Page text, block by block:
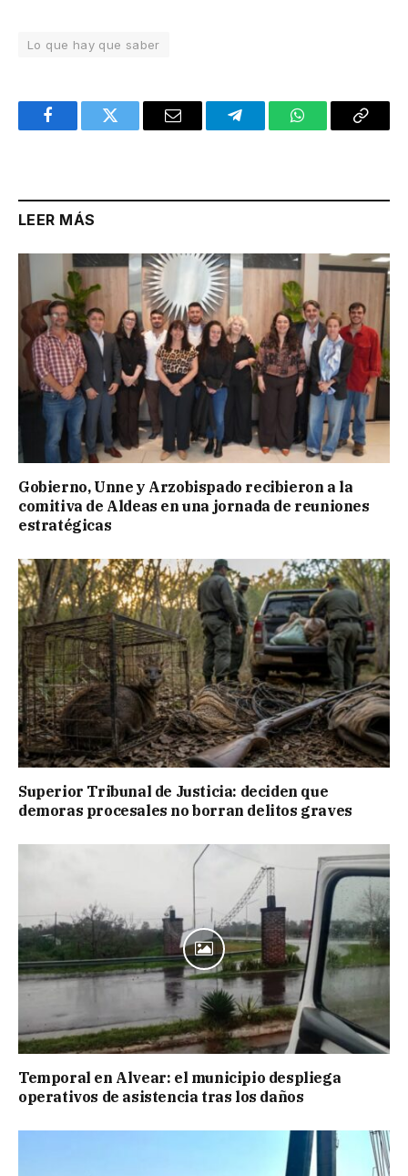
Lo que hay que saber
FacebookTwitter Email TelegramWhatsAppCopy
LEER MÁS
Gobierno, Unne y Arzobispado recibieron a la
comitiva de Aldeas en una jornada de reuniones
estratégicas
Superior Tribunal de Justicia: deciden que
demoras procesales no borran delitos graves
Temporal en Alvear: el municipio despliega
operativos de asistencia tras los daños